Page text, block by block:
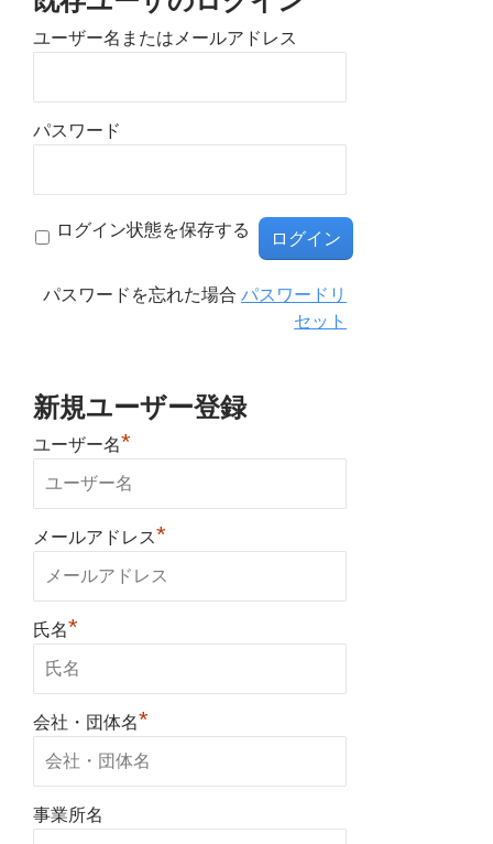
ユーザー名またはメールアドレス
パスワード
ログイン状態を保存する
パスワードを忘れた場合パスワードリ
セット
新規ユーザー登録
ユーザー名*
メールアドレス*
氏名*
会社・団体名*
事業所名